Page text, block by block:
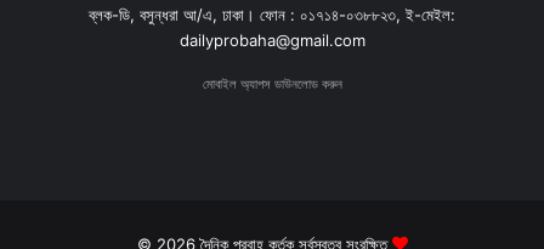
ব্লক-ডি, বসুন্ধরা আ/এ, ঢাকা। ফোন : ০১৭১৪-০৩৮৮২৩, ই-মেইল:
dailyprobaha@gmail.com
মোবাইল অ্যাপস ডাউনলোড করুন
© 2026 দৈনিক প্রবাহ কর্তৃক সর্বস্বত্ব সংরক্ষিত